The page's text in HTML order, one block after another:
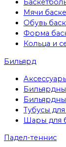
Мячи
Обувь
Форма
Кольца и
Бильярд
Тубусы
Шары для
Падел-теннис